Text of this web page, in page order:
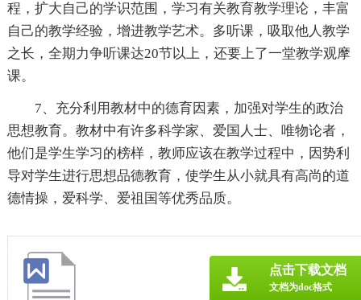
程，扩大自己的学识范围，学习有关教育教学理论，丰富
自己的教学经验，增进教学艺术。多听课，吸取他人教学
之长，全期力争听课达20节以上，还要上了一堂教学观摩
课。
7、充分利用教材中的德育因素，加强对学生的政治
思想教育。教材中有许多科学家、爱国人士、唯物论者，
他们是学生学习的榜样，教师应该在教学过程中，因势利
导对学生进行思想品德教育，使学生从小就具有高尚的道
德情操，爱科学、爱祖国等优秀品质。
点击下载文档
文档为doc格式